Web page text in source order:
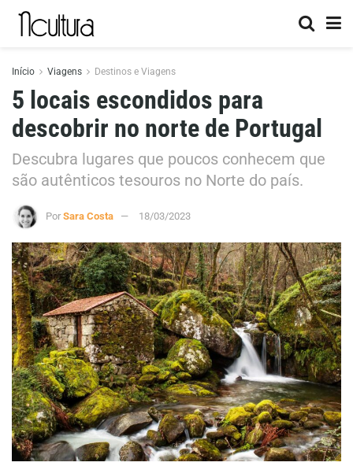
Início Viagens Destinos e Viagens
5 locais escondidos para
descobrir no norte de Portugal
Descubra lugares que poucos conhecem que
são autênticos tesouros no Norte do país.
Por Sara Costa 18/03/2023